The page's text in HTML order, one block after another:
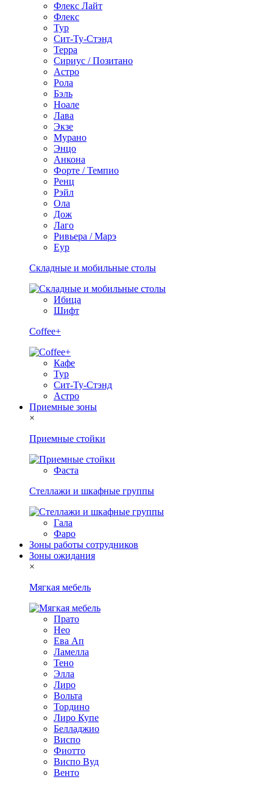
Флекс Лайт
Флекс
Тур
Сит-Ту-Стэнд
Терра
Сириус / Позитано
Астро
Рола
Бэль
Ноале
Лава
Экзе
Мурано
Энцо
Анкона
Форте / Темпио
Ренц
Рэйл
Ола
Дож
Лаго
Ривьера / Марэ
Еур
Складные и мобильные столы
Ибица
Шифт
Coffee+
Кафе
Тур
Сит-Ту-Стэнд
Астро
Приемные зоны
×
Приемные стойки
Фаста
Стеллажи и шкафные группы
Гала
Фаро
Зоны работы сотрудников
Зоны ожидания
×
Мягкая мебель
Прато
Нео
Ева Ап
Ламелла
Тено
Элла
Лиро
Вольта
Тордино
Лиро Купе
Белладжио
Виспо
Фиотто
Виспо Вуд
Венто